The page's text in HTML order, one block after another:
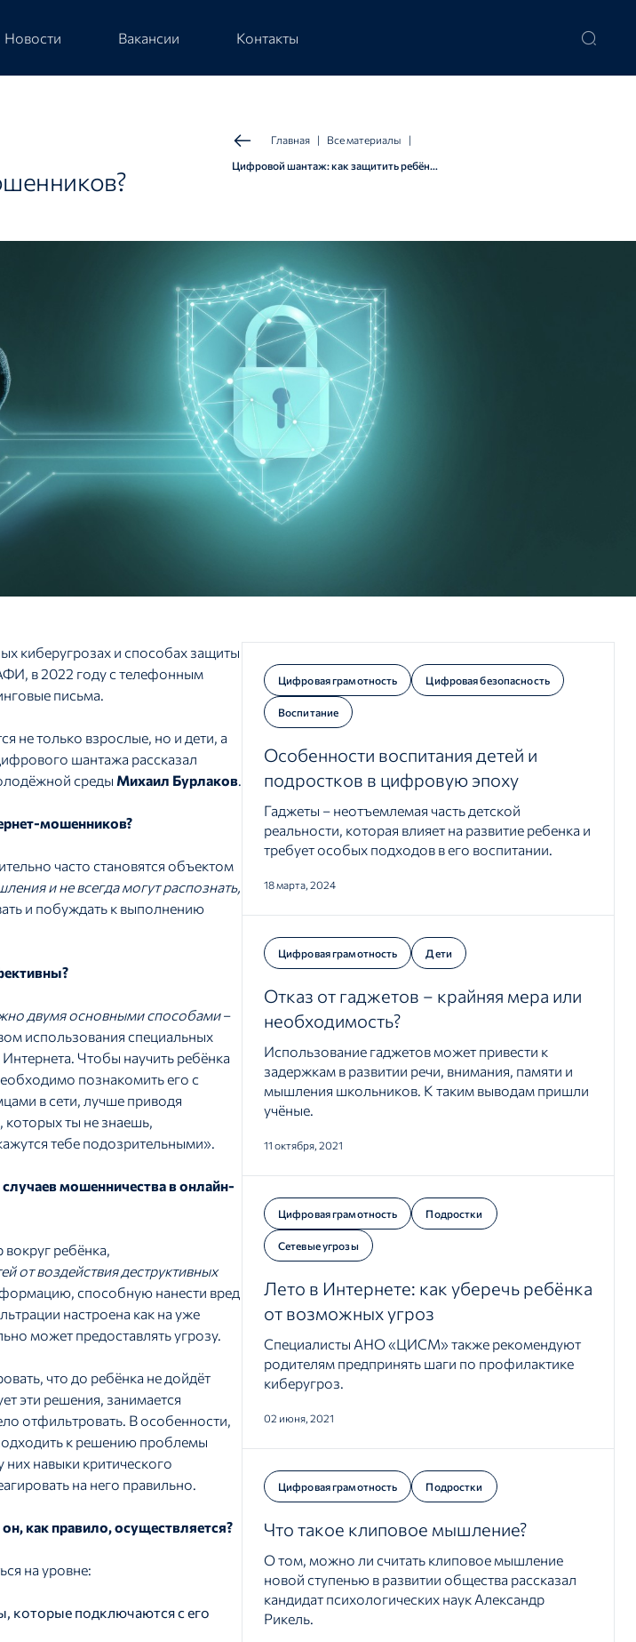
Новости Вакансии Контакты
Главная | Все материалы |
Цифровой шантаж: как защитить ребёнка от мошенников?
киберугрозах и способах защиты
в 2022 году с телефонным
письма.
не только взрослые, но и дети, а
шантажа рассказал
среды Михаил Бурлаков.
мошенников?
часто становятся объектом
и не всегда могутраспознать,
и побуждать к выполнению
двумя основными способами–
использования специальных
Чтобы научить ребёнка
познакомить его с
в сети, лучше приводя
которых ты не знаешь,
тебе подозрительными».
мошенничества в онлайн-
ребёнка,
от воздействия деструктивных
способную нанести вред
настроена как на уже
может предоставлять угрозу.
что до ребёнка не дойдёт
эти решения, занимается
отфильтровать. В особенности,
к решению проблемы
навыки критического
на него правильно.
как правило, осуществляется?
на уровне:
которые подключаются с его
Цифровая грамотность Цифровая безопасность
Воспитание
Особенности воспитания детей и
подростков в цифровую эпоху
Гаджеты – неотъемлемая часть детской
реальности, которая влияет на развитие ребенка и
требует особых подходов в его воспитании.
18 марта, 2024
Цифровая грамотность Дети
Отказ от гаджетов – крайняя мера или
необходимость?
Использование гаджетов может привести к
задержкам в развитии речи, внимания, памяти и
мышления школьников. К таким выводам пришли
учёные.
11 октября, 2021
Цифровая грамотность Подростки
Сетевые угрозы
Лето в Интернете: как уберечь ребёнка
от возможных угроз
Специалисты АНО «ЦИСМ» также рекомендуют
родителям предпринять шаги по профилактике
киберугроз.
02 июня, 2021
Цифровая грамотность Подростки
Что такое клиповое мышление?
О том, можно ли считать клиповое мышление
новой ступенью в развитии общества рассказал
кандидат психологических наук Александр
Рикель.